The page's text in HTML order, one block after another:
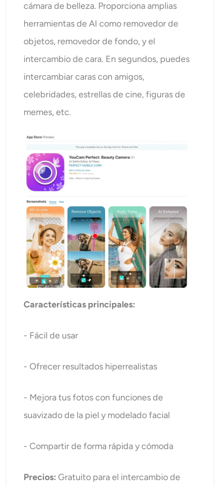
cámara de belleza. Proporciona amplias
herramientas de AI como removedor de
objetos, removedor de fondo, y el
intercambio de cara. En segundos, puedes
intercambiar caras con amigos,
celebridades, estrellas de cine, figuras de
memes, etc.
Características principales:
- Fácil de usar
- Ofrecer resultados hiperrealistas
- Mejora tus fotos con funciones de
suavizado de la piel y modelado facial
- Compartir de forma rápida y cómoda
Precios: Gratuito para el intercambio de